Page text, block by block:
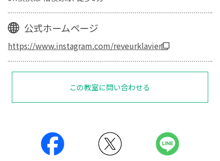
公式ホームページ
https://www.instagram.com/reveurklavier
この教室に問い合わせる